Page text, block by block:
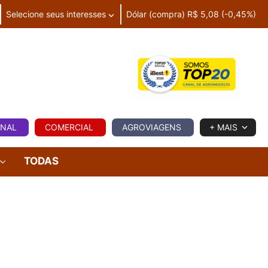
Selecione seus interesses Dólar (compra) R$ 5,08 (-0,45%)
COMERCIAL AGROVIAGENS + MAIS
TODAS